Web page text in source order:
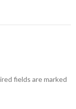
fields are marked